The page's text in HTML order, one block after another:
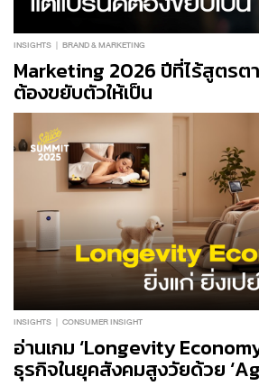
INSIGHTS BRAND & MARKETING
Marketing 2026 ปีที่ไร้สูตร
ต้องขยับตัวให้เป็น
INSIGHTS CONSUMER INSIGHT
อ่านเกม ‘Longevity
ธุรกิจในยุคสังคมสูงวัยด้วย